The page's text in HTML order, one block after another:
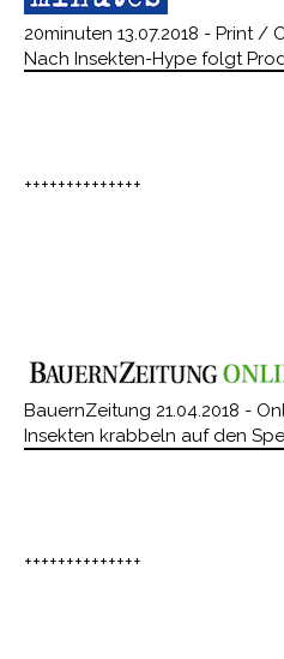
20minuten 13.07.2018 - Print /
Nach Insekten-Hype folgt
++++++++++++++
BauernZeitung 21.04.2018 -
Insekten krabbeln auf den
++++++++++++++